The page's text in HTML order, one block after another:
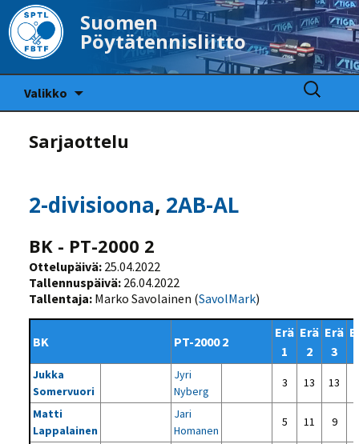
Suomen
Pöytätennisliitto
Valikko
Haku:
Sarjaottelu
2-divisioona, 2AB-AL
BK - PT-2000 2
Ottelupäivä: 25.04.2022
Tallennuspäivä: 26.04.2022
Tallentaja: Marko Savolainen (SavolMark)
BK PT-2000 2
Erä
1
Erä
2
Erä
3
Jukka
Somervuori
Jyri
Nyberg
3 13 13
Matti
Lappalainen
Jari
Homanen
5 11 9